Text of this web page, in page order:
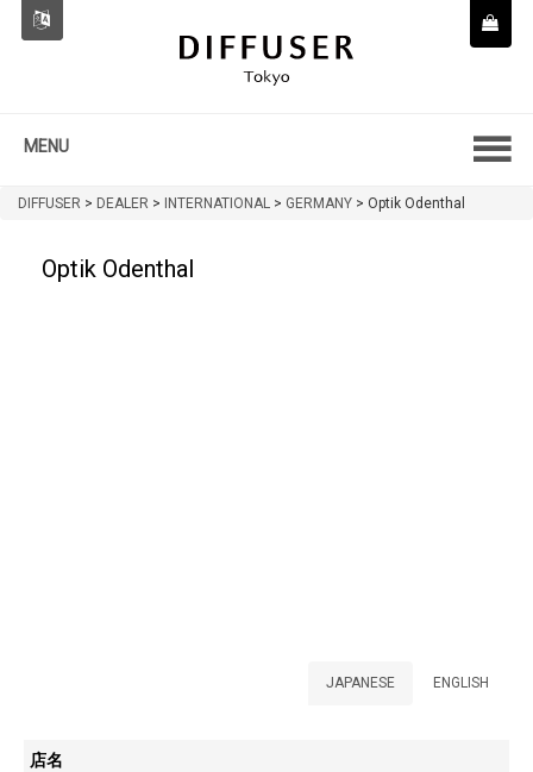
MENU
DIFFUSER > DEALER > INTERNATIONAL > GERMANY > Optik Odenthal
Optik Odenthal
ENGLISH
JAPANESE
店名